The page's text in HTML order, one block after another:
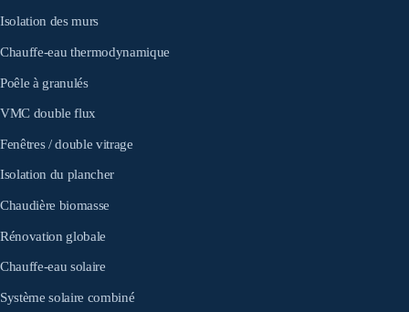
Isolation des murs
Chauffe-eau thermodynamique
Poêle à granulés
VMC double flux
Fenêtres / double vitrage
Isolation du plancher
Chaudière biomasse
Rénovation globale
Chauffe-eau solaire
Système solaire combiné